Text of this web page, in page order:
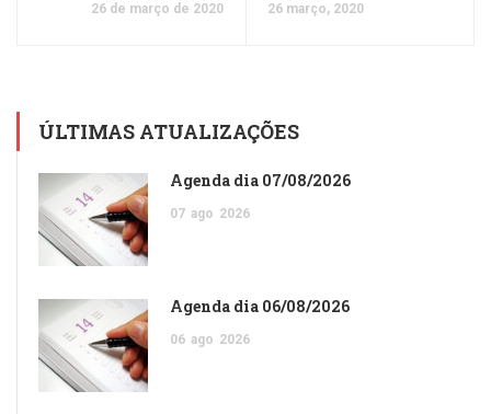
26 de março de 2020 26 março, 2020
ÚLTIMAS ATUALIZAÇÕES
Agenda dia 07/08/2026
07 ago 2026
Agenda dia 06/08/2026
06 ago 2026